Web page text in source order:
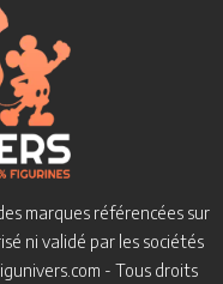
marques référencées sur
ni validé par les sociétés
- Tous droits